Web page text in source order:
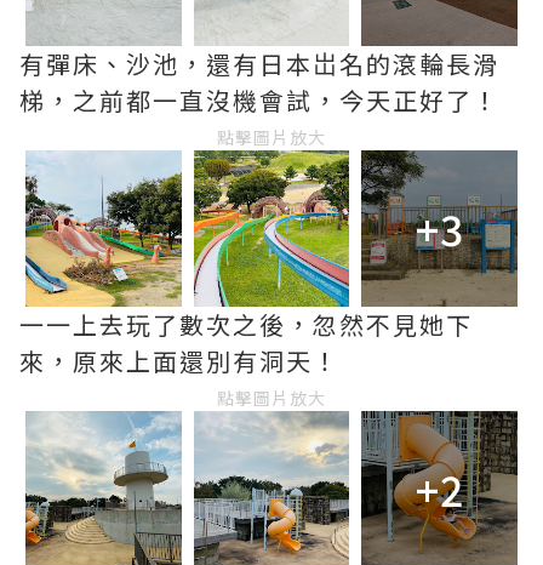
有彈床、沙池，還有日本岀名的滾輪長滑
梯，之前都一直沒機會試，今天正好了！
點擊圖片放大
+3
一一上去玩了數次之後，忽然不見她下
來，原來上面還別有洞天！
點擊圖片放大
+2